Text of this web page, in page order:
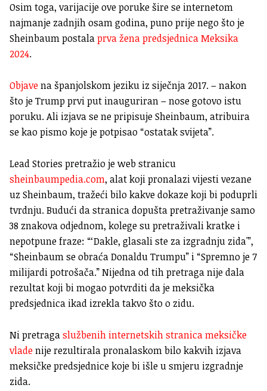
Osim toga, varijacije ove poruke šire se internetom
najmanje zadnjih osam godina, puno prije nego što je
Sheinbaum postalaprva žena predsjednica Meksika
2024.
Objavena španjolskom jeziku iz siječnja 2017. – nakon
što je Trump prvi put inauguriran – nose gotovo istu
poruku. Ali izjava se ne pripisuje Sheinbaum, atribuira
se kao pismo koje je potpisao “ostatak svijeta”.
Lead Stories pretražio je web stranicu
sheinbaumpedia.com, alat koji pronalazi vijesti vezane
uz Sheinbaum, tražeći bilo kakve dokaze koji bi poduprli
tvrdnju. Budući da stranica dopušta pretraživanje samo
38 znakova odjednom, kolege su pretraživali kratke i
nepotpune fraze: “‘Dakle, glasali ste za izgradnju zida'”,
“Sheinbaum se obraća Donaldu Trumpu” i “Spremno je 7
milijardi potrošača.” Nijedna od tih pretraga nije dala
rezultat koji bi mogao potvrditi da je meksička
predsjednica ikad izrekla takvo što o zidu.
Ni pretragaslužbenih internetskih stranica meksičke
vladenije rezultirala pronalaskom bilo kakvih izjava
meksičke predsjednice koje bi išle u smjeru izgradnje
zida.